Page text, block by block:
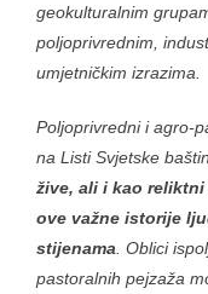
geokulturalnim
poljoprivrednim,
umjetničkim izrazima.
Poljoprivredni i agro-
na Listi Svjetske
žive, ali i kao reliktni
ove važne istorije
stijenama . Oblici
pastoralnih pejzaža